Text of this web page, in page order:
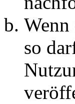
so